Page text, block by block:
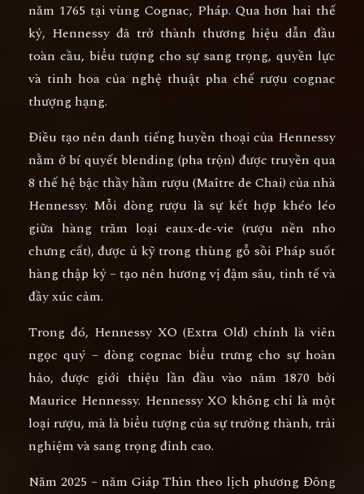
năm 1765 tại vùngCognac, Pháp. Qua hơn hai thế
kỷ, Hennessy đã trở thành thương hiệu dẫn đầu
toàn cầu, biểu tượng cho sự sang trọng, quyền lực
và tinh hoa của nghệ thuật pha chế rượu cognac
thượng hạng.
Điều tạo nên danh tiếng huyền thoại của Hennessy
nằm ở bí quyết blending (pha trộn) được truyền qua
8 thế hệ bậc thầy hầm rượu (Maître de Chai) của nhà
Hennessy. Mỗi dòng rượu là sự kết hợp khéo léo
giữa hàng trăm loại eaux-de-vie (rượu nền nho
chưng cất), được ủ kỹ trong thùng gỗ sồi Pháp suốt
hàng thập kỷ – tạo nên hương vị đậm sâu, tinh tế và
đầy xúc cảm.
Trong đó, Hennessy XO (Extra Old) chính là viên
ngọc quý – dòng cognac biểu trưng cho sự hoàn
hảo, được giới thiệu lần đầu vào năm 1870 bởi
Maurice Hennessy. Hennessy XO không chỉ là một
loại rượu, mà là biểu tượng của sự trưởng thành, trải
nghiệm và sang trọng đỉnh cao.
Năm 2025 – năm Giáp Thìn theo lịch phương Đông